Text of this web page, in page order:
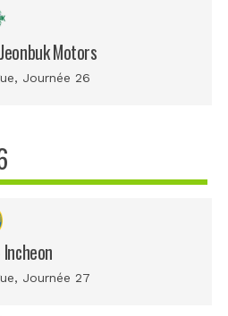
Motors
, Journée 26
Incheon
, Journée 27